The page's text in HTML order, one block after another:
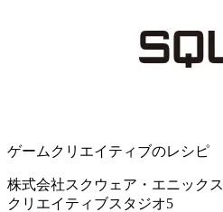
ゲームクリエイティブのレシピ
株式会社スクウェア・エニックス
クリエイティブスタジオ5